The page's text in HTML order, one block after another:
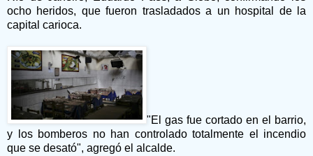
ocho heridos, que fueron trasladados a un hospital de la
capital carioca.
"El gas fue cortado en el barrio,
y los bomberos no han controlado totalmente el incendio
que se desató", agregó el alcalde.